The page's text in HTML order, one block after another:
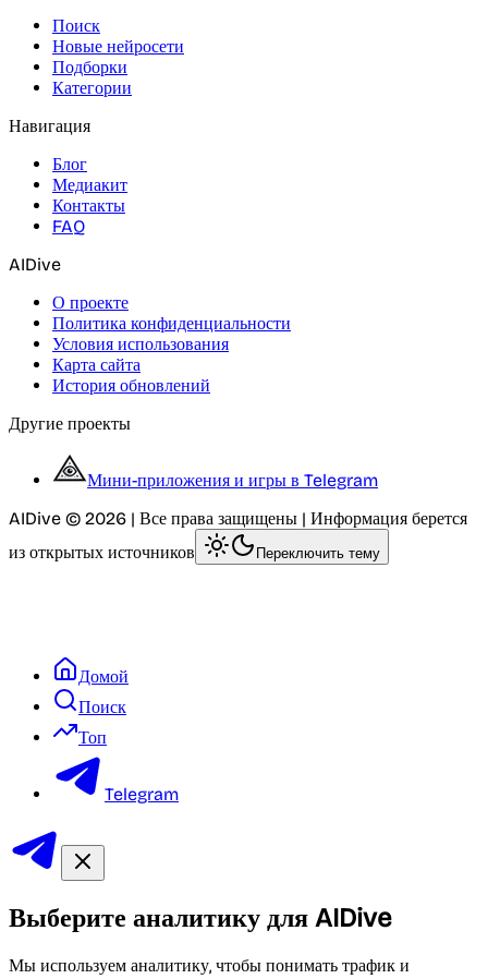
Поиск
Новые нейросети
Подборки
Категории
Навигация
Блог
Медиакит
Контакты
FAQ
AIDive
О проекте
Политика конфиденциальности
Условия использования
Карта сайта
История обновлений
Другие проекты
Мини-приложения и игры в Telegram
AIDive © 2026 | Все права защищены | Информация берется
из открытых источников
Переключить тему
Домой
Поиск
Топ
Telegram
Выберите аналитику для AIDive
Мы используем аналитику, чтобы понимать трафик и